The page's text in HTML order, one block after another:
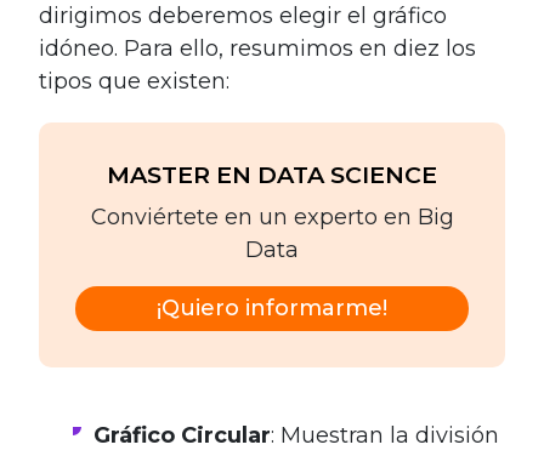
dirigimos deberemos elegir el gráfico
idóneo. Para ello, resumimos en diez los
tipos que existen:
MASTER EN DATA SCIENCE
Conviértete en un experto en Big
Data
¡Quiero informarme!
Gráfico Circular: Muestran la división